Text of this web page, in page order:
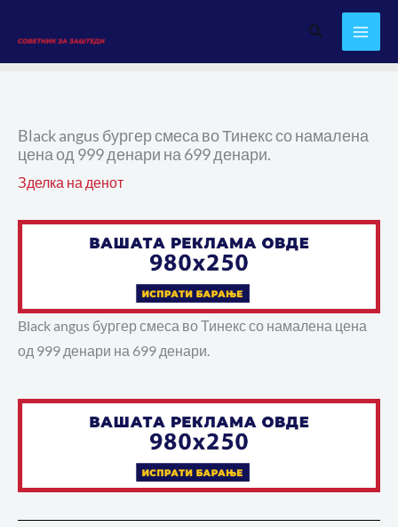
content
Search
Black angus бургер смеса во Тинекс со намалена
цена од 999 денари на 699 денари.
Зделка на денот
Black angus бургер смеса во Тинекс со намалена цена
од 999 денари на 699 денари.